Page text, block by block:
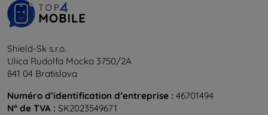
Shield-Sk s.r.o.
Ulica Rudolfa Mocka 3750/2A
841 04 Bratislava
Numéro d’identification d’entreprise : 46701494
N° de TVA : SK2023549671